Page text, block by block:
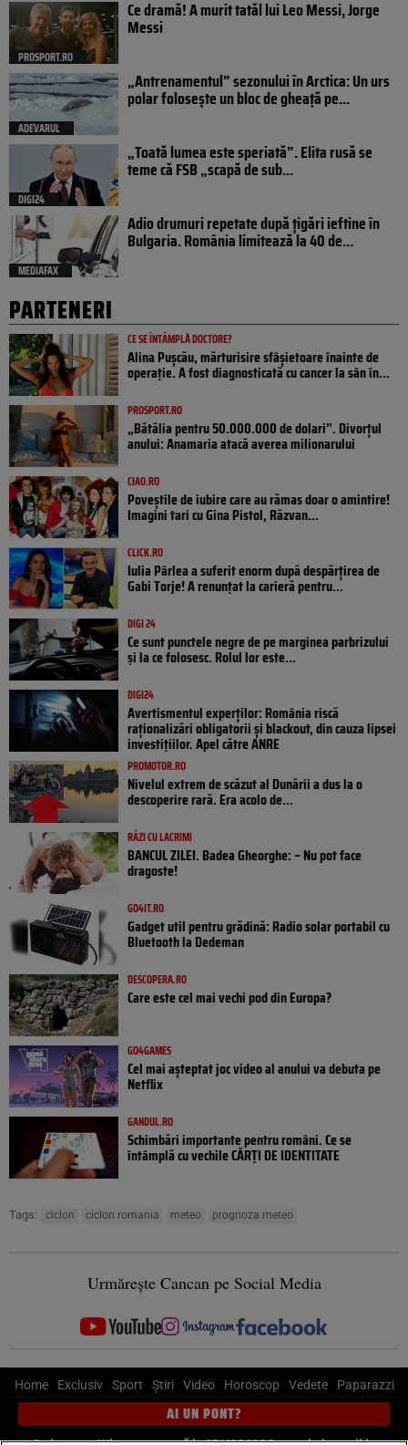
PROSPORT.RO
Ce dramă! A murit tatăl lui Leo Messi, Jorge
Messi
ADEVARUL
„Antrenamentul” sezonului în Arctica: Un urs
polar folosește un bloc de gheață pe...
DIGI24
„Toată lumea este speriată”. Elita rusă se
teme că FSB „scapă de sub...
MEDIAFAX
Adio drumuri repetate după țigări ieftine în
Bulgaria. România limitează la 40 de...
PARTENERI
CE SE ÎNTÂMPLĂ DOCTORE?
Alina Pușcău, mărturisire sfâșietoare înainte de
operație. A fost diagnosticată cu cancer la sân în...
PROSPORT.RO
„Bătălia pentru 50.000.000 de dolari”. Divorțul
anului: Anamaria atacă averea milionarului
CIAO.RO
Poveştile de iubire care au rămas doar o amintire!
Imagini tari cu Gina Pistol, Răzvan...
CLICK.RO
Iulia Pârlea a suferit enorm după despărțirea de
Gabi Torje! A renunțat la carieră pentru...
DIGI 24
Ce sunt punctele negre de pe marginea parbrizului
și la ce folosesc. Rolul lor este...
DIGI24
Avertismentul experților: România riscă
raționalizări obligatorii și blackout, din cauza lipsei
investițiilor. Apel către ANRE
PROMOTOR.RO
Nivelul extrem de scăzut al Dunării a dus la o
descoperire rară. Era acolo de...
RÂZI CU LACRIMI
BANCUL ZILEI. Badea Gheorghe: – Nu pot face
dragoste!
GO4IT.RO
Gadget util pentru grădină: Radio solar portabil cu
Bluetooth la Dedeman
DESCOPERA.RO
Care este cel mai vechi pod din Europa?
GO4GAMES
Cel mai așteptat joc video al anului va debuta pe
Netflix
GANDUL.RO
Schimbări importante pentru români. Ce se
întâmplă cu vechile CĂRȚI DE IDENTITATE
Tags: ciclon ciclon romania meteo prognoza meteo
Urmărește Cancan pe Social Media
Home Exclusiv Sport Știri Video Horoscop Vedete Paparazzi
AI UN PONT?